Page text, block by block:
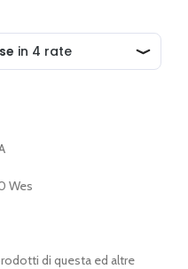
Wes
di questa ed altre